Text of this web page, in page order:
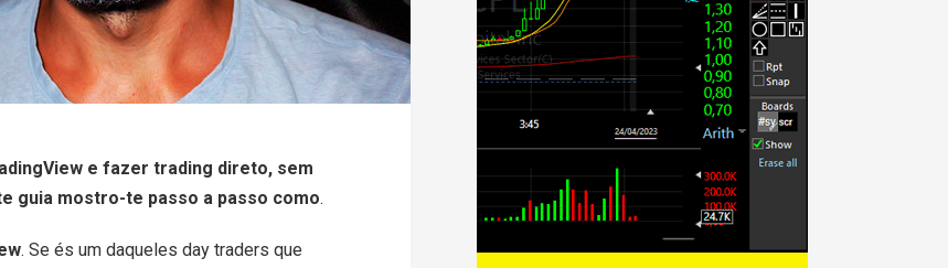
e fazer trading direto, sem
guia mostro-te passo a passo como.
. Se és um daqueles day traders que